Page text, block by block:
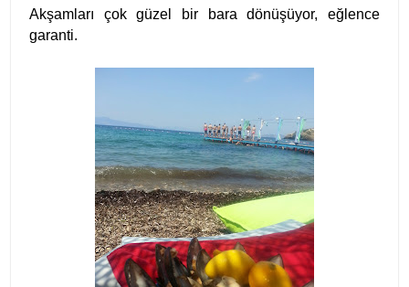
Akşamları çok güzel bir bara dönüşüyor, eğlence
garanti.